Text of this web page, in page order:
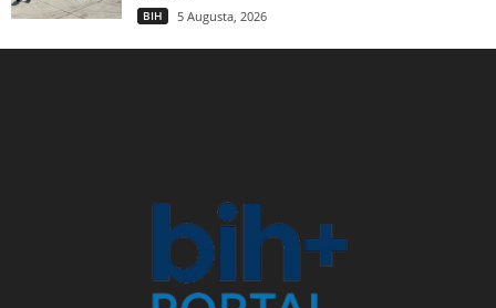
BIH 5 Augusta, 2026